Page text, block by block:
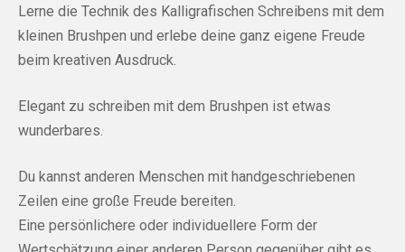
Lerne die Technik des Kalligrafischen Schreibens mit dem
kleinen Brushpen und erlebe deine ganz eigene Freude
beim kreativen Ausdruck.
Elegant zu schreiben mit dem Brushpen ist etwas
wunderbares.
Du kannst anderen Menschen mit handgeschriebenen
Zeilen eine große Freude bereiten.
Eine persönlichere oder individuellere Form der